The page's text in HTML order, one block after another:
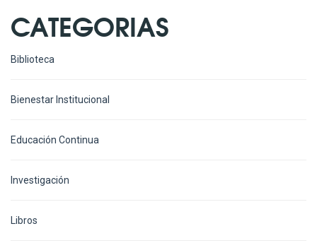
CATEGORIAS
Biblioteca
Bienestar Institucional
Educación Continua
Investigación
Libros